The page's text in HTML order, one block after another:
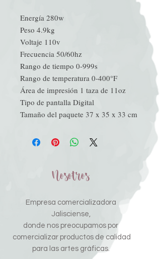
Energía 280w
Peso 4.9kg
Voltaje 110v
Frecuencia 50/60hz
Rango de tiempo 0-999s
Rango de temperatura 0-400°F
Área de impresión 1 taza de 11oz
Tipo de pantalla Digital
Tamaño del paquete 37 x 35 x 33 cm
Nosotros
Empresa comercializadora
Jalisciense,
donde nos preocupamos por
comercializar productos de calidad
para las artes gráficas.